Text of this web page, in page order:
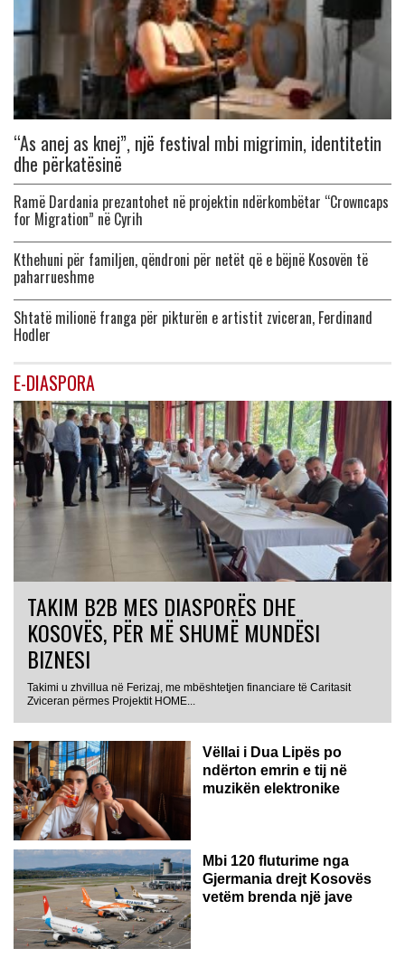
“As anej as knej”, një festival mbi migrimin, identitetin
dhe përkatësinë
Ramë Dardania prezantohet në projektin ndërkombëtar “Crowncaps
for Migration” në Cyrih
Kthehuni për familjen, qëndroni për netët që e bëjnë Kosovën të
paharrueshme
Shtatë milionë franga për pikturën e artistit zviceran, Ferdinand
Hodler
E-DIASPORA
TAKIM B2B MES DIASPORËS DHE
KOSOVËS, PËR MË SHUMË MUNDËSI
BIZNESI
Takimi u zhvillua në Ferizaj, me mbështetjen financiare të Caritasit
Zviceran përmes Projektit HOME...
Vëllai i Dua Lipës po
ndërton emrin e tij në
muzikën elektronike
GJERMANI
Mbi 120 fluturime nga
Gjermania drejt Kosovës
vetëm brenda një jave